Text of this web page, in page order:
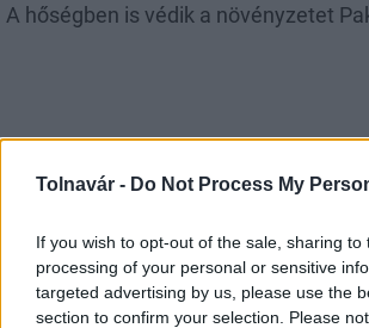
Tolnavár - Do Not Process My
If you wish to opt-out of the sale, sharing to
processing of your personal or sensitive
targeted advertising by us, please use the
section to confirm your selection. Please
A hőségben is védik a növényzetet
Mi épül?